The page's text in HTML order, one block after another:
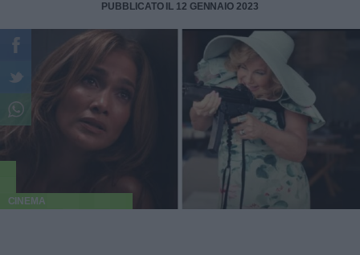
PUBBLICATO IL 12 GENNAIO 2023
CINEMA